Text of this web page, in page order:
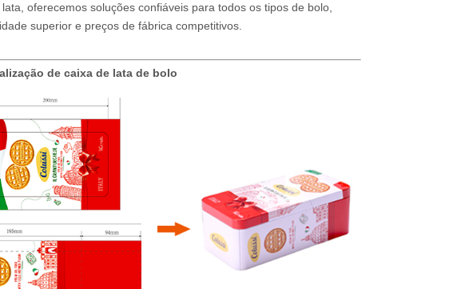
oferecemos soluções confiáveis para todos os tipos de bolo,
superior e preços de fábrica competitivos.
de caixa de lata de bolo